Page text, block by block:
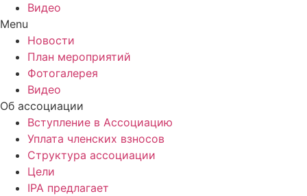
Видео
Menu
Новости
План мероприятий
Фотогалерея
Видео
Об ассоциации
Вступление в Ассоциацию
Уплата членских взносов
Структура ассоциации
Цели
IPA предлагает